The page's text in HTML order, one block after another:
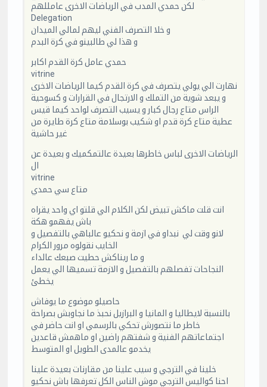
لكن حمدي المدب في الرياضات الاخرى عامللهم
Delegation
و هذا لي طالبينو في كرة البدم
حمدي عامل كرة القدم اكابر
vitrine
نهارت الي يولي يتصرف في كرة القدم كيما الرياضات الاخرى
و يبعد شوية من التملك و الارتجال في القرارات و كسوحية
الراس متاع رجال كبار و يسيب التصرف لواحد كيما قيس
عطية متاع كرة قدم او شكيب بوسلامة متاع كرة طايرة من
غير حاشية
الرياضات الاخرى لباس خاطرها بعيدة عالتمكميك و بعيدة عن
ال
vitrine
متاع سي حمدي
انت قلت ماكش تبيض لكن الكلام الي قلتو اي واحد يقراه
باش يفهمو هكة
لانو وقت لي نبداو في ازمة و نحكيو عالباهي بالتفصيل و
الخايب نقولوه مرور الكرام
و ما ريناكش حطيت صبعك عالداء
النجاحات تفصلهم بالتفصيل و الازمة تسميها الي يعمل
يخطئ
حاصيلو موضوع ما يوفاش
بالنسبة لايطاليا و المانيا و البرازيل نحبذ ما نجاوبش بصراحة
خاطر ما نتصورش تحكي بالرسمي او انت حاضر في
اجتماعاتهم الفنية و شفتهم راضين او ماهمش قاعدين
يخدمو عالمدى الطويل او المتوسط
خلينا في الترجي و سيب علينا من مقارنات بعيدة علينا
احنا كواليس الترجي موش الناس الكل تعرفها باش نحكيو